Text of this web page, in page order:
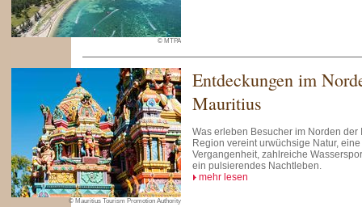
© MTPA
© Mauritius Tourism Promotion Authority
Entdeckungen im
Mauritius
Was erleben Besucher im Norden der
Region vereint urwüchsige Natur,
Vergangenheit, zahlreiche
ein pulsierendes Nachtleben.
mehr lesen